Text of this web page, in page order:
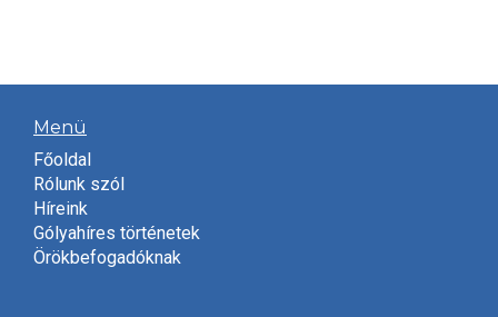
Menü
Főoldal
Rólunk szól
Híreink
Gólyahíres történetek
Örökbefogadóknak